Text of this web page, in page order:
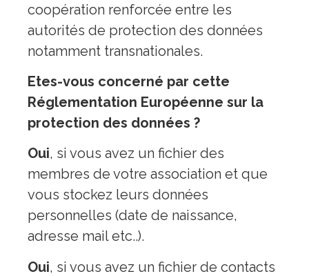
coopération renforcée entre les
autorités de protection des données
notamment transnationales.
Etes-vous concerné par cette
Réglementation Européenne sur la
protection des données ?
Oui, si vous avez un fichier des
membres de votre association et que
vous stockez leurs données
personnelles (date de naissance,
adresse mail etc..).
Oui, si vous avez un fichier de contacts